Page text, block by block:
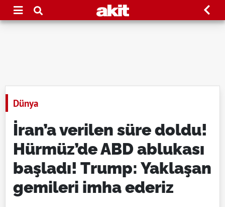
Dünya
İran’a verilen süre doldu!
Hürmüz’de ABD ablukası
başladı! Trump: Yaklaşan
gemileri imha ederiz